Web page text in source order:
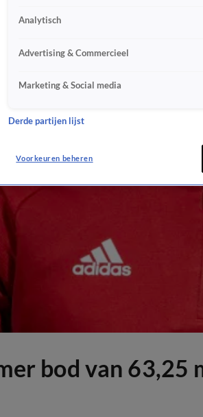
bod van
Analytisch
Advertising & Commercieel
Marketing & Social media
Derde partijen lijst
Voorkeuren beheren